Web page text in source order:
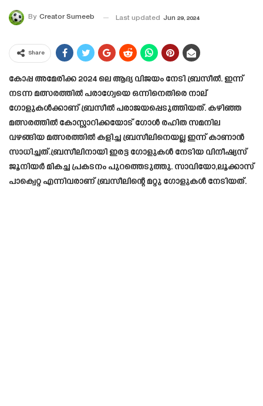
By Creator Sumeeb Last updated Jun 29, 2024
Share
കോപ്പ അമേരിക്ക 2024 ലെ ആദ്യ വിജയം നേടി ബ്രസീൽ. ഇന്ന്
നടന്ന മത്സരത്തിൽ പരാഗ്വേയെ ഒന്നിനെതിരെ നാല്
ഗോളുകൾക്കാണ് ബ്രസീൽ പരാജയപ്പെടുത്തിയത്. കഴിഞ്ഞ
മത്സരത്തിൽ കോസ്റ്റാറിക്കയോട് ഗോൾ രഹിത സമനില
വഴങ്ങിയ മത്സരത്തിൽ കളിച്ച ബ്രസീലിനെയല്ല ഇന്ന് കാണാൻ
സാധിച്ചത്.ബ്രസീലിനായി ഇരട്ട ഗോളുകൾ നേടിയ വിനീഷ്യസ്
ജൂനിയർ മികച്ച പ്രകടനം പുറത്തെടുത്തു. സാവിയോ,ലൂക്കാസ്
പാക്വെറ്റ എന്നിവരാണ് ബ്രസീലിന്റെ മറ്റു ഗോളുകൾ നേടിയത്.